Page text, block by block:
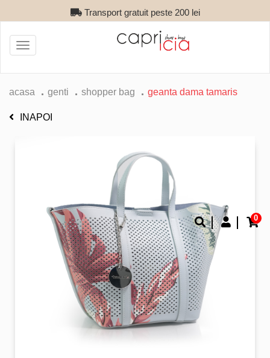
Transport gratuit peste 200 lei
0
Toggle
navigation
acasa genti shopper bag geanta dama tamaris
INAPOI